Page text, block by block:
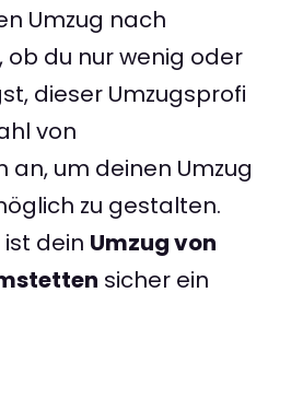
Umzug nach
ob du nur wenig oder
dieser Umzugsprofi
von
an, um deinen Umzug
zu gestalten.
dein Umzug von
sicher ein